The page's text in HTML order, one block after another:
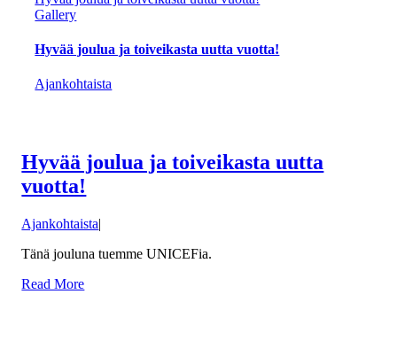
Gallery
Hyvää joulua ja toiveikasta uutta vuotta!
Ajankohtaista
Hyvää joulua ja toiveikasta uutta
vuotta!
Ajankohtaista|
Tänä jouluna tuemme UNICEFia.
Read More